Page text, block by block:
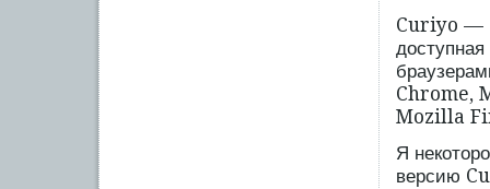
Curiyo —
Chrome,
Mozilla
Я
версию